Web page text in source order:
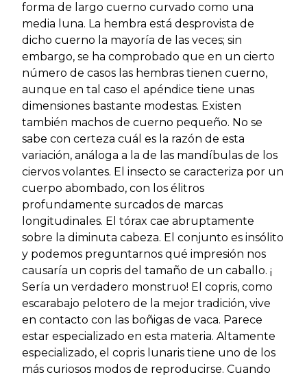
forma de largo cuerno curvado como una
media luna. La hembra está desprovista de
dicho cuerno la mayoría de las veces; sin
embargo, se ha comprobado que en un cierto
número de casos las hembras tienen cuerno,
aunque en tal caso el apéndice tiene unas
dimensiones bastante modestas. Existen
también machos de cuerno pequeño. No se
sabe con certeza cuál es la razón de esta
variación, análoga a la de las mandíbulas de los
ciervos volantes. El insecto se caracteriza por un
cuerpo abombado, con los élitros
profundamente surcados de marcas
longitudinales. El tórax cae abruptamente
sobre la diminuta cabeza. El conjunto es insólito
y podemos preguntarnos qué impresión nos
causaría un copris del tamaño de un caballo. ¡
Sería un verdadero monstruo! El copris, como
escarabajo pelotero de la mejor tradición, vive
en contacto con las boñigas de vaca. Parece
estar especializado en esta materia. Altamente
especializado, el copris lunaris tiene uno de los
más curiosos modos de reproducirse. Cuando